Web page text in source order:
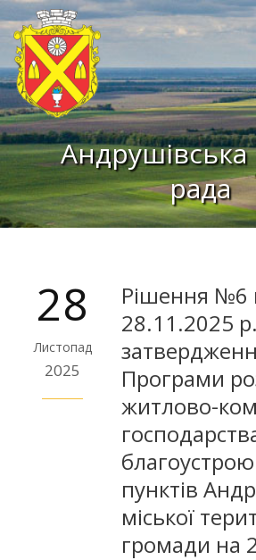
Андрушівська
рада
28
Листопад
2025
Рішення №6
28.11.2025
Програми
житлово-
пунктів
міської
громади на